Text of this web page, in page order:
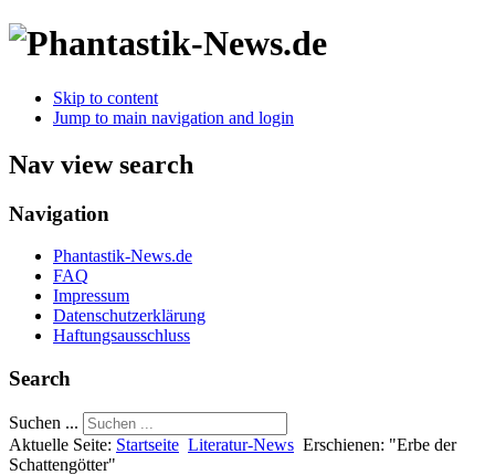
Skip to content
Jump to main navigation and login
Nav view search
Navigation
Phantastik-News.de
FAQ
Impressum
Datenschutzerklärung
Haftungsausschluss
Search
Suchen ...
Aktuelle Seite: Startseite Literatur-News Erschienen: "Erbe der
Schattengötter"